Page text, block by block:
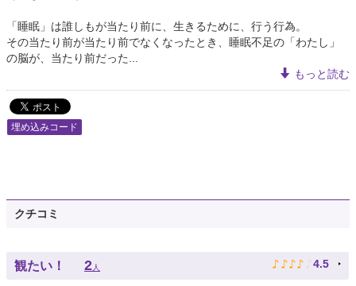
「睡眠」は誰しもが当たり前に、生きるために、行う行為。
その当たり前が当たり前でなくなったとき、睡眠不足の「わたし」
の脳が、当たり前だった...
もっと読む
埋め込みコード
クチコミ
観たい！ 2人 ♪ ♪ ♪ ♪ ♪ 4.5